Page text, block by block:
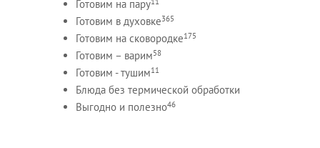
Готовим на пару
Готовим в духовке365
Готовим на сковородке175
Готовим – варим58
Готовим - тушим11
Блюда без термической обработки
Выгодно и полезно46